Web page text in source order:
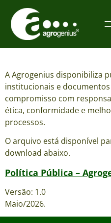
Política
A Agrogenius disponibiliza
institucionais e
compromisso com
ética, conformidade e
processos.
O arquivo está disponível
download abaixo.
Política Pública –
Versão: 1.0
Maio/2026.